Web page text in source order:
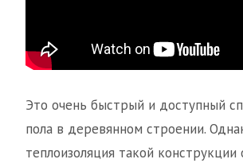
Это очень быстрый и доступный
пола в деревянном строении.
теплоизоляция такой конструкции